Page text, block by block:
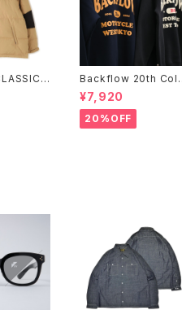
2
JACK
Backflow 20th Coll
ege Logo T/C Swea
t
¥7,920
20%OFF